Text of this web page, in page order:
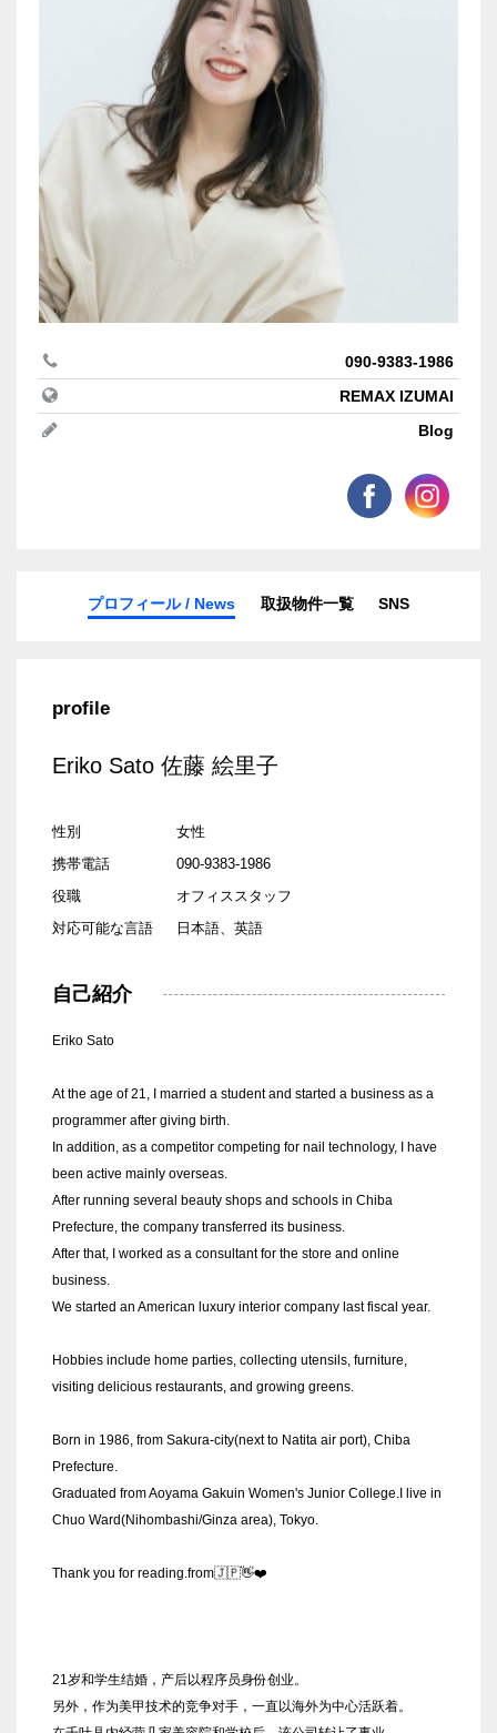
090-9383-1986
REMAX IZUMAI
Blog
プロフィール / News 取扱物件一覧 SNS
profile
Eriko Sato 佐藤 絵里子
性別
女性
携帯電話
090-9383-1986
役職
オフィススタッフ
対応可能な言語
日本語、英語
自己紹介
Eriko Sato
At the age of 21, I married a student and started a business as a
programmer after giving birth.
In addition, as a competitor competing for nail technology, I have
been active mainly overseas.
After running several beauty shops and schools in Chiba
Prefecture, the company transferred its business.
After that, I worked as a consultant for the store and online
business.
We started an American luxury interior company last fiscal year.
Hobbies include home parties, collecting utensils, furniture,
visiting delicious restaurants, and growing greens.
Born in 1986, from Sakura-city(next to Natita air port), Chiba
Prefecture.
Graduated from Aoyama Gakuin Women's Junior College.I live in
Chuo Ward(Nihombashi/Ginza area), Tokyo.
Thank you for reading.from🇯🇵👋❤️
21岁和学生结婚，产后以程序员身份创业。
另外，作为美甲技术的竞争对手，一直以海外为中心活跃着。